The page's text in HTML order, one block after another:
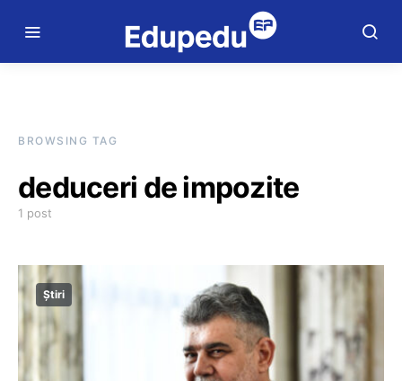
BROWSING TAG
deduceri de impozite
1 post
Știri